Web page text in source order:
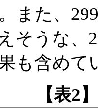
また、
そうな、
も含めて
【表2